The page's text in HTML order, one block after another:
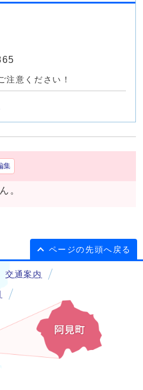
注意ください！
集
。
ページの先頭へ戻る
交通案内